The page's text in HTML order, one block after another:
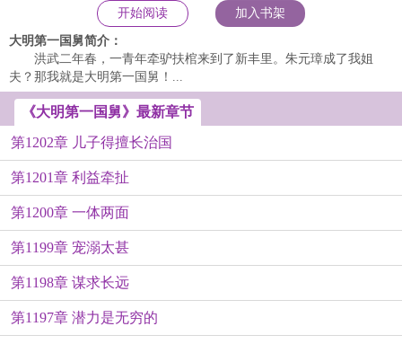
开始阅读 加入书架
大明第一国舅简介：
洪武二年春，一青年牵驴扶棺来到了新丰里。朱元璋成了我姐
夫？那我就是大明第一国舅！...
《大明第一国舅》最新章节
第1202章 儿子得擅长治国
第1201章 利益牵扯
第1200章 一体两面
第1199章 宠溺太甚
第1198章 谋求长远
第1197章 潜力是无穷的